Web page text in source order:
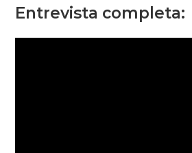
Entrevista completa: